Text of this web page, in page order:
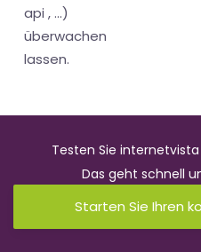
api , ...)
überwachen
lassen.
Testen Sie
Das geht schnell
Starten Sie Ihren